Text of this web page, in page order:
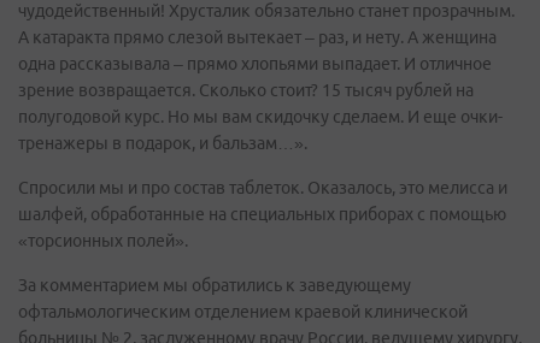
чудодейственный! Хрусталик обязательно станет прозрачным.
А катаракта прямо слезой вытекает – раз, и нету. А женщина
одна рассказывала – прямо хлопьями выпадает. И отличное
зрение возвращается. Сколько стоит? 15 тысяч рублей на
полугодовой курс. Но мы вам скидочку сделаем. И еще очки-
тренажеры в подарок, и бальзам…».
Спросили мы и про состав таблеток. Оказалось, это мелисса и
шалфей, обработанные на специальных приборах с помощью
«торсионных полей».
За комментарием мы обратились к заведующему
офтальмологическим отделением краевой клинической
больницы № 2, заслуженному врачу России, ведущему хирургу,